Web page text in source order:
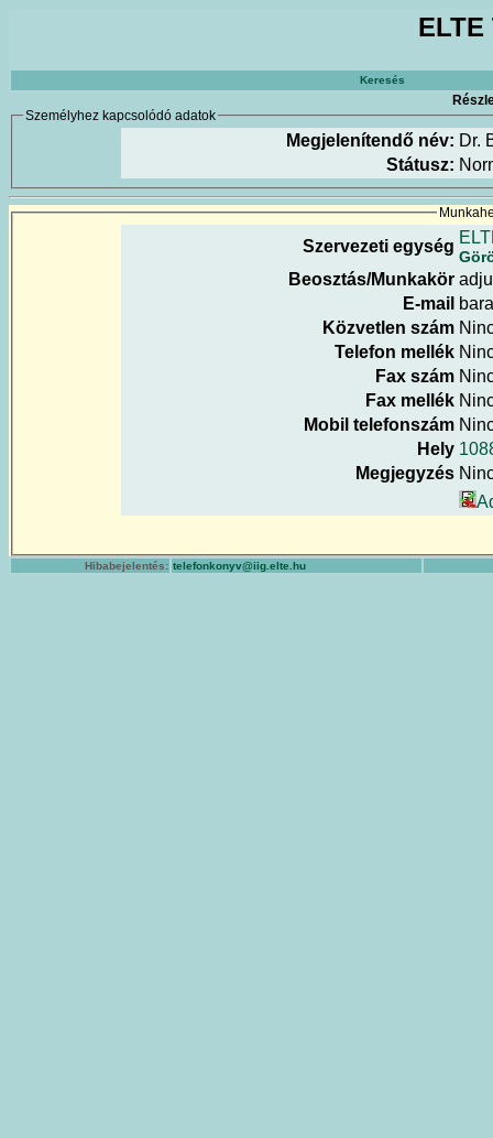
Keresés
Személyhez kapcsolódó adatok
Megjelenítendő név: Dr.
Státusz:
Szervezeti egység
Beosztás/Munkakör
E-mail
Közvetlen szám
Telefon mellék
Fax szám
Fax mellék
Mobil telefonszám
Hely
Megjegyzés
Hibabejelentés: telefonkonyv@iig.elte.hu